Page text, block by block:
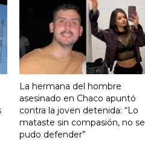
La hermana del hombre
asesinado en Chaco apuntó
contra la joven detenida: “Lo
mataste sin compasión, no se
pudo defender”